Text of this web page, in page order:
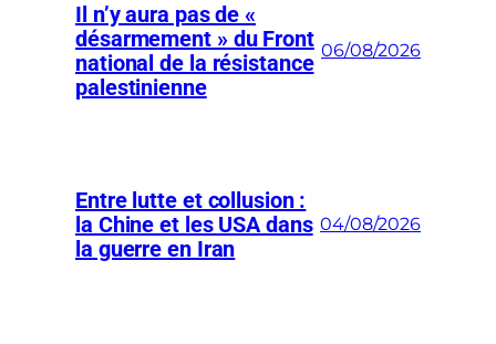
Il n’y aura pas de «
désarmement » du Front
national de la résistance
palestinienne
06/08/2026
Entre lutte et collusion :
la Chine et les USA dans
la guerre en Iran
04/08/2026